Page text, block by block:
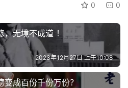
0 0
无境不成道 ！
2023年12月27日 上午10:08
变成百份千份万份？